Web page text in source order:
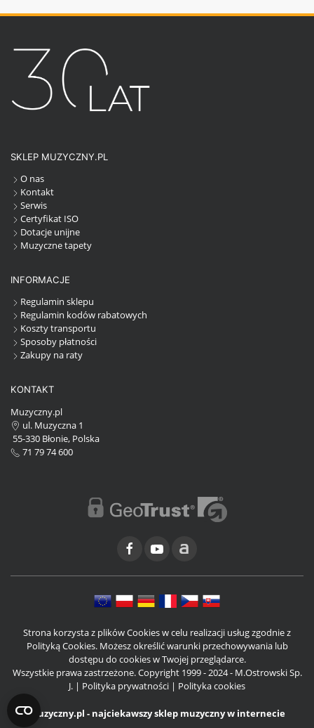
SKLEP MUZYCZNY.PL
O nas
Kontakt
Serwis
Certyfikat ISO
Dotacje unijne
Muzyczne tapety
INFORMACJE
Regulamin sklepu
Regulamin kodów rabatowych
Koszty transportu
Sposoby płatności
Zakupy na raty
KONTAKT
Muzyczny.pl
ul. Muzyczna 1
55-330 Błonie, Polska
71 79 74 600
Strona korzysta z plików Cookies w celu realizacji usług zgodnie z
Polityką Cookies. Możesz określić warunki przechowywania lub
dostępu do cookies w Twojej przeglądarce.
Wszystkie prawa zastrzeżone. Copyright 1999 - 2024 - M.Ostrowski Sp.
J. | Polityka prywatności | Polityka cookies
Muzyczny.pl - najciekawszy sklep muzyczny w internecie